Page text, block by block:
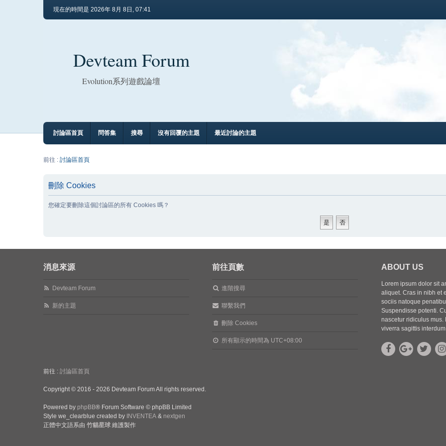
現在的時間是 2026年 8月 8日, 07:41
Devteam Forum
Evolution系列遊戲論壇
討論區首頁 問答集 搜尋 沒有回覆的主題 最近討論的主題
前往 : 討論區首頁
刪除 Cookies
您確定要刪除這個討論區的所有 Cookies 嗎？
消息來源
Devteam Forum
新的主題
前往頁數
進階搜尋
聯繫我們
刪除 Cookies
所有顯示的時間為 UTC+08:00
ABOUT US
Lorem ipsum dolor sit
aliquet. Cras in nibh et
sociis natoque
Suspendisse potenti.
nascetur ridiculus mus.
viverra sagittis
前往 : 討論區首頁
Copyright © 2016 - 2026 Devteam Forum All rights reserved.
Powered by phpBB® Forum Software © phpBB Limited
Style we_clearblue created by INVENTEA & nextgen
正體中文語系由 竹貓星球 維護製作